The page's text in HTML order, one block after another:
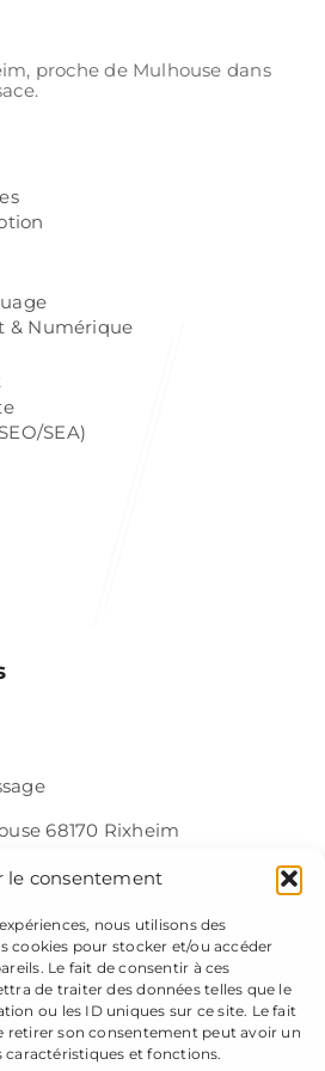
le consentement
nous utilisons des
cookies pour stocker et/ou accéder
Le fait de consentir à ces
de traiter des données telles que le
ou les ID uniques sur ce site. Le fait
retirer son consentement peut avoir un
et fonctions.
proche de Mulhouse dans
& Numérique
SEA)
68170 Rixheim
droits réservés -Mentions légales